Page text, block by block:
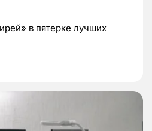
в пятерке лучших